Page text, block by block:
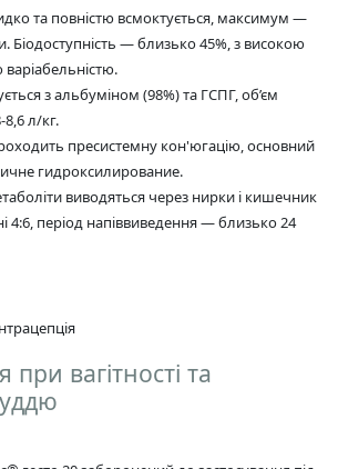
та повністю всмоктується, максимум —
Біодоступність — близько 45%, з високою
з альбуміном (98%) та ГСПГ, об’єм
л/кг.
пресистемну кон'югацію, основний
гидроксилирование.
виводяться через нирки і кишечник
4:6, період напіввиведення — близько 24
при вагітності та